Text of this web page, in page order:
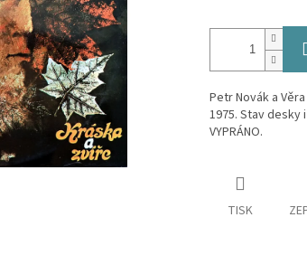
Petr Novák a
1975. Stav desky
VYPRÁNO.
TISK